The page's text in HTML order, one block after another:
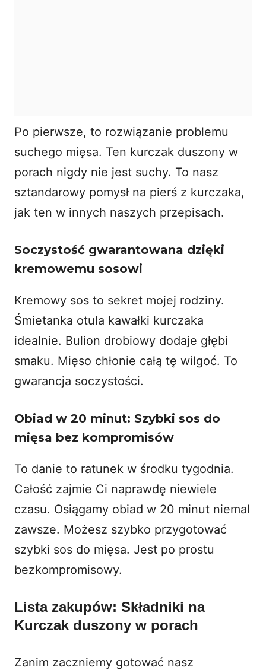
Po pierwsze, to rozwiązanie problemu
suchego mięsa. Ten kurczak duszony w
porach nigdy nie jest suchy. To nasz
sztandarowy pomysł na pierś z kurczaka,
jak ten w innych naszych przepisach.
Soczystość gwarantowana dzięki
kremowemu sosowi
Kremowy sos to sekret mojej rodziny.
Śmietanka otula kawałki kurczaka
idealnie. Bulion drobiowy dodaje głębi
smaku. Mięso chłonie całą tę wilgoć. To
gwarancja soczystości.
Obiad w 20 minut: Szybki sos do
mięsa bez kompromisów
To danie to ratunek w środku tygodnia.
Całość zajmie Ci naprawdę niewiele
czasu. Osiągamy obiad w 20 minut niemal
zawsze. Możesz szybko przygotować
szybki sos do mięsa. Jest po prostu
bezkompromisowy.
Lista zakupów: Składniki na
Kurczak duszony w porach
Zanim zaczniemy gotować nasz